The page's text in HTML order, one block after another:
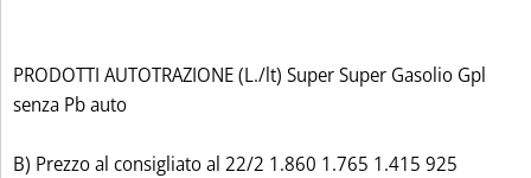
PRODOTTI AUTOTRAZIONE (L./lt) Super Super Gasolio Gpl
senza Pb auto
B) Prezzo al consigliato al 22/2 1.860 1.765 1.415 925